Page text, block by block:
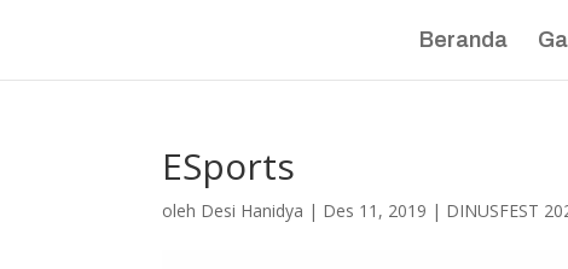
Beranda
ESports
oleh Desi Hanidya | Des 11, 2019 | DINUSFEST